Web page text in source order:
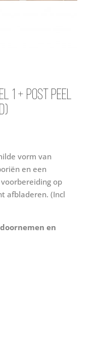
1 + POST PEEL
vorm van
en een
op
afbladeren. (Incl
en